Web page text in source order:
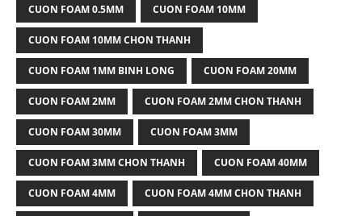
CUON FOAM 0.5MM CUON FOAM 10MM
CUON FOAM 10MM CHON THANH
CUON FOAM 1MM BINH LONG CUON FOAM 20MM
CUON FOAM 2MM CUON FOAM 2MM CHON THANH
CUON FOAM 30MM CUON FOAM 3MM
CUON FOAM 3MM CHON THANH CUON FOAM 40MM
CUON FOAM 4MM CUON FOAM 4MM CHON THANH